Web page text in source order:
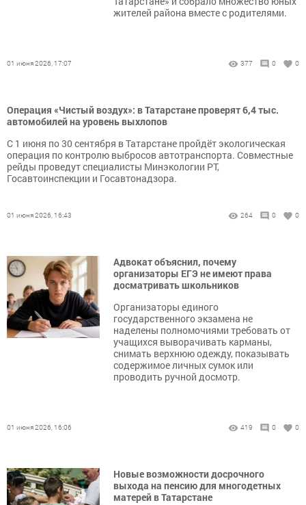
жителей района вместе с родителями.
01 июня 2026, 17:07 377 0 0
Операция «Чистый воздух»: в Татарстане проверят 6,4 тыс.
автомобилей на уровень выхлопов
С 1 июня по 30 сентября в Татарстане пройдёт экологическая
операция по контролю выбросов автотранспорта. Совместные
рейды проведут специалисты Минэкологии РТ,
Госавтоинспекции и Госавтонадзора.
01 июня 2026, 16:43 264 0 0
Адвокат объяснил, почему
организаторы ЕГЭ не имеют права
досматривать школьников
Организаторы единого
государственного экзамена не
наделены полномочиями требовать от
учащихся выворачивать карманы,
снимать верхнюю одежду, показывать
содержимое личных сумок или
проводить ручной досмотр.
01 июня 2026, 16:06 419 0 0
Новые возможности досрочного
выхода на пенсию для многодетных
матерей в Татарстане